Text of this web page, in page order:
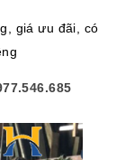
giá ưu đãi, có